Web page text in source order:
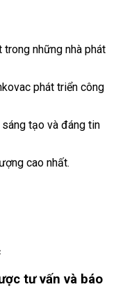
những nhà phát
phát triển công
tạo và đáng tin
cao nhất.
tư vấn và báo